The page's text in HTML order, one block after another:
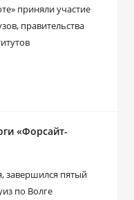
приняли участие
правительства
«Форсайт-
завершился пятый
по Волге